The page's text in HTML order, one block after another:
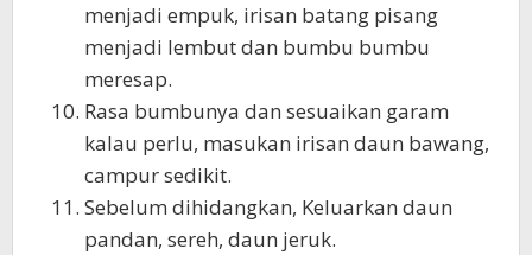
menjadi empuk, irisan batang pisang
menjadi lembut dan bumbu bumbu
meresap.
Rasa bumbunya dan sesuaikan garam
kalau perlu, masukan irisan daun bawang,
campur sedikit.
Sebelum dihidangkan, Keluarkan daun
pandan, sereh, daun jeruk.